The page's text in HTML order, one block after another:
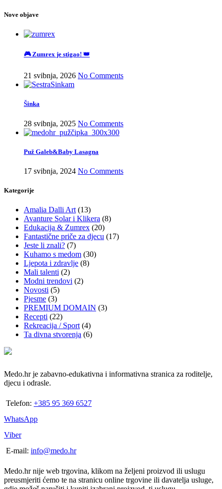
Nove objave
🎮 Zumrex je stigao! 👑
21 svibnja, 2026 No Comments
Šinka
28 svibnja, 2025 No Comments
Puž Galeb&Baby Lasagna
17 svibnja, 2024 No Comments
Kategorije
Amalia Dalli Art (13)
Avanture Solar i Klikera (8)
Edukacija & Zumrex (20)
Fantastične priče za djecu (17)
Jeste li znali? (7)
Kuhamo s medom (30)
Ljepota i zdravlje (8)
Mali talenti (2)
Modni trendovi (2)
Novosti (5)
Pjesme (3)
PREMIUM DOMAIN (3)
Recepti (22)
Rekreacija / Sport (4)
Ta divna stvorenja (6)
Medo.hr je zabavno-edukativna i informativna stranica za roditelje,
djecu i odrasle.
Telefon: +385 95 369 6527
WhatsApp
Viber
E-mail: info@medo.hr
Medo.hr nije web trgovina, klikom na željeni proizvod ili uslugu
preusmjeriti ćemo te na stranicu online trgovine ili davatelja usluge,